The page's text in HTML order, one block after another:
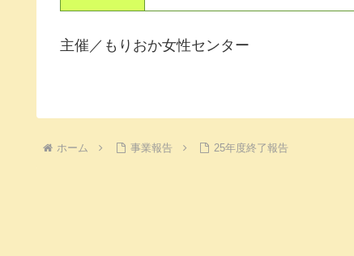
主催／もりおか女性センター
ホーム 事業報告 25年度終了報告